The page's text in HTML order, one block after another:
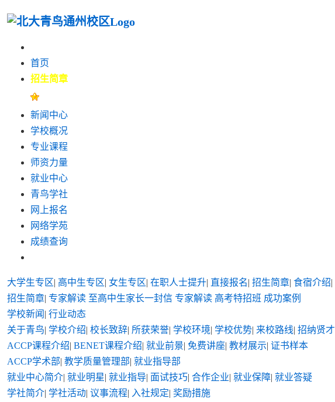
首页
招生简章
新闻中心
学校概况
专业课程
师资力量
就业中心
青鸟学社
网上报名
网络学苑
成绩查询
大学生专区| 高中生专区| 女生专区| 在职人士提升| 直接报名| 招生简章| 食宿介绍|
招生简章| 专家解读 至高中生家长一封信 专家解读 高考特招班 成功案例
学校新闻 | 行业动态
关于青鸟| 学校介绍| 校长致辞| 所获荣誉| 学校环境| 学校优势| 来校路线| 招纳贤才
ACCP课程介绍| BENET课程介绍| 就业前景| 免费讲座| 教材展示| 证书样本
ACCP学术部| 教学质量管理部| 就业指导部
就业中心简介| 就业明星| 就业指导| 面试技巧| 合作企业| 就业保障| 就业答疑
学社简介| 学社活动| 议事流程| 入社规定| 奖励措施